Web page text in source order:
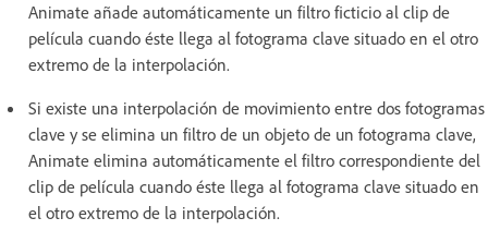
Animate añade automáticamente un filtro ficticio al clip de
película cuando éste llega al fotograma clave situado en el otro
extremo de la interpolación.
Si existe una interpolación de movimiento entre dos fotogramas
clave y se elimina un filtro de un objeto de un fotograma clave,
Animate elimina automáticamente el filtro correspondiente del
clip de película cuando éste llega al fotograma clave situado en
el otro extremo de la interpolación.